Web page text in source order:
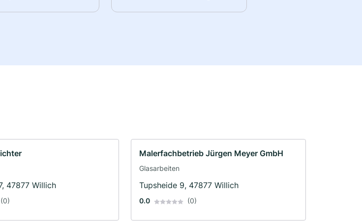
47877 Willich
(0)
Malerfachbetrieb Jürgen Meyer GmbH
Glasarbeiten
Tupsheide 9, 47877 Willich
0.0 (0)